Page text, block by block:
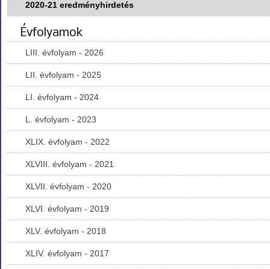
2020-21 eredményhirdetés
Évfolyamok
LIII. évfolyam - 2026
LII. évfolyam - 2025
LI. évfolyam - 2024
L. évfolyam - 2023
XLIX. évfolyam - 2022
XLVIII. évfolyam - 2021
XLVII. évfolyam - 2020
XLVI. évfolyam - 2019
XLV. évfolyam - 2018
XLIV. évfolyam - 2017